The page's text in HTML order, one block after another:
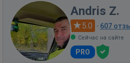
Andris Z.
5.0 · 607
Сейчас на сайте
PRO